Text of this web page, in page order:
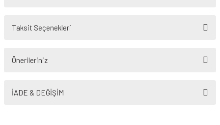
Taksit Seçenekleri
Önerileriniz
yetersiz gördüğünüz noktaları öneri formunu kullanarak tarafımıza
İADE & DEĞİŞİM